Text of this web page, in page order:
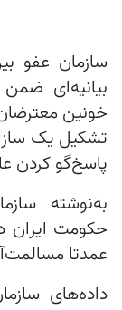
سازمان عفو
بیانیه‌ای
خونین
تشکیل یک
پاسخ‌گو کردن
به‌نوشته
حکومت ایران
عمدتا
داده‌های